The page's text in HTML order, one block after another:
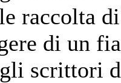
raccolta
di un
scrittori